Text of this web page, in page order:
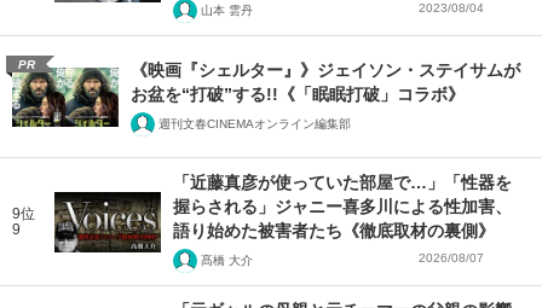
山本 雲丹 2023/08/04
PR
《映画『シェルター』》ジェイソン・ステイサムが
お盆を“打破”する!!《「眠眠打破」コラボ》
週刊文春CINEMAオンライン編集部
9位
9
「近藤真彦が使っていた部屋で…」「性器を
握らされる」ジャニー喜多川による性加害、
語り始めた被害者たち《徹底取材の裏側》
髙橋 大介 2026/08/07